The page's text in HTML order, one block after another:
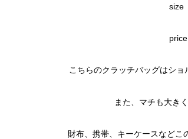
size
こちらのクラッチバッグはシ
また、マチも大き
財布、携帯、キーケースなどこ